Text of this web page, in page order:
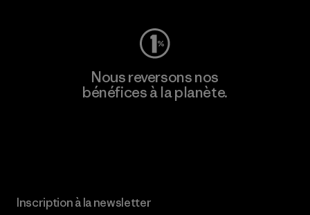
Nous reversons nos
bénéfices à la planète.
Inscription à la newsletter